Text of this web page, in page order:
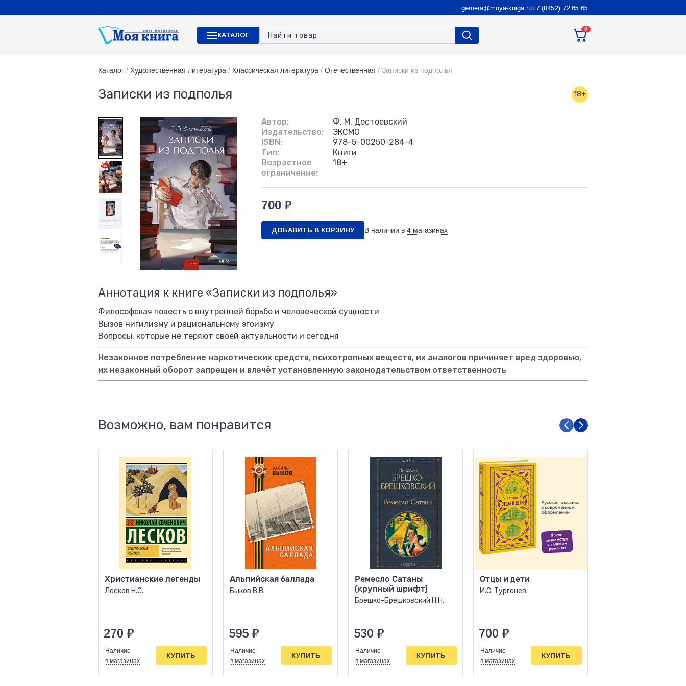
gemera@moya-kniga.ru+7 (8452) 72 65 65
КАТАЛОГ
0
Каталог / Художественная литература / Классическая литература / Отечественная / Записки из подполья
Записки из подполья 18+
Автор:
Ф. М. Достоевский
Издательство:
ЭКСМО
ISBN:
978-5-00250-284-4
Тип:
Книги
Возрастное
ограничение:
18+
700 ₽
ДОБАВИТЬ В КОРЗИНУ В наличии в 4 магазинах
Аннотация к книге «Записки из подполья»
Философская повесть о внутренней борьбе и человеческой сущности
Вызов нигилизму и рациональному эгоизму
Вопросы, которые не теряют своей актуальности и сегодня
Незаконное потребление наркотических средств, психотропных веществ, их аналогов причиняет вред здоровью,
их незаконный оборот запрещен и влечёт установленную законодательством ответственность
Возможно, вам понравится
Христианские легенды
Лесков Н.С.
270 ₽
Наличие
в магазинах
КУПИТЬ
Альпийская баллада
Быков В.В.
595 ₽
Наличие
в магазинах
КУПИТЬ
Ремесло Сатаны
(крупный шрифт)
Брешко-Брешковский Н.Н.
530 ₽
Наличие
в магазинах
КУПИТЬ
Отцы и дети
И.С. Тургенев
700 ₽
Наличие
в магазинах
КУПИТЬ